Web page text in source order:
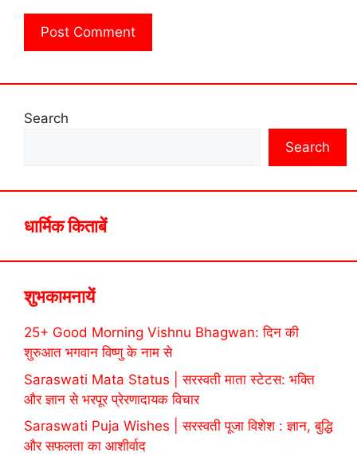
Search
Search
धार्मिक किताबें
शुभकामनायें
25+ Good Morning Vishnu Bhagwan: दिन की
शुरुआत भगवान विष्णु के नाम से
Saraswati Mata Status | सरस्वती माता स्टेटस: भक्ति
और ज्ञान से भरपूर प्रेरणादायक विचार
Saraswati Puja Wishes | सरस्वती पूजा विशेश : ज्ञान, बुद्धि
और सफलता का आशीर्वाद